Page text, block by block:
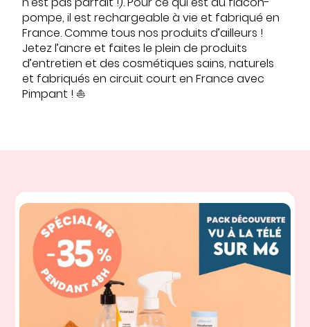
pompe, il est rechargeable à vie et fabriqué en
France. Comme tous nos produits d’ailleurs !
Jetez l’ancre et faites le plein de produits
d’entretien et des cosmétiques sains, naturels
et fabriqués en circuit court en France avec
Pimpant ! ⛵️